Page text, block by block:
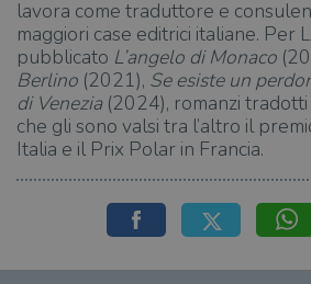
lavora come traduttore e
maggiori case editrici italiane. Per
pubblicato L’angelo di Monaco
Berlino (2021), Se esiste un
di Venezia(2024), romanzi
che gli sono valsi tra l’altro il
Italia e il Prix Polar in Francia.